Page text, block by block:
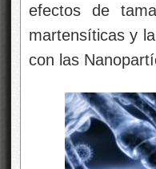
efectos de
martensíticas y
con las